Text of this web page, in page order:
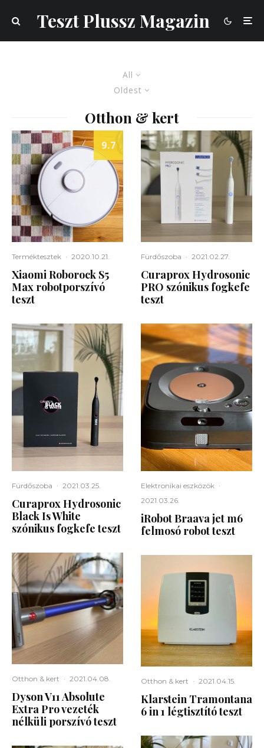
Teszt Plussz Magazin
All
Oldest
Otthon & kert
9.7
Terméktesztek · 2020.10.21.
Xiaomi Roborock S5
Max robotporszívó
teszt
Fürdőszoba · 2021.03.25.
Curaprox Hydrosonic
Black Is White
szónikus fogkefe teszt
Otthon & kert · 2021.04.08.
Dyson V11 Absolute
Extra Pro vezeték
nélküli porszívó teszt
Fürdőszoba · 2021.02.27.
Curaprox Hydrosonic
PRO szónikus fogkefe
teszt
Elektronikai eszközök ·
2021.03.26.
iRobot Braava jet m6
felmosó robot teszt
Otthon & kert · 2021.04.15.
Klarstein Tramontana
6 in 1 légtisztító teszt